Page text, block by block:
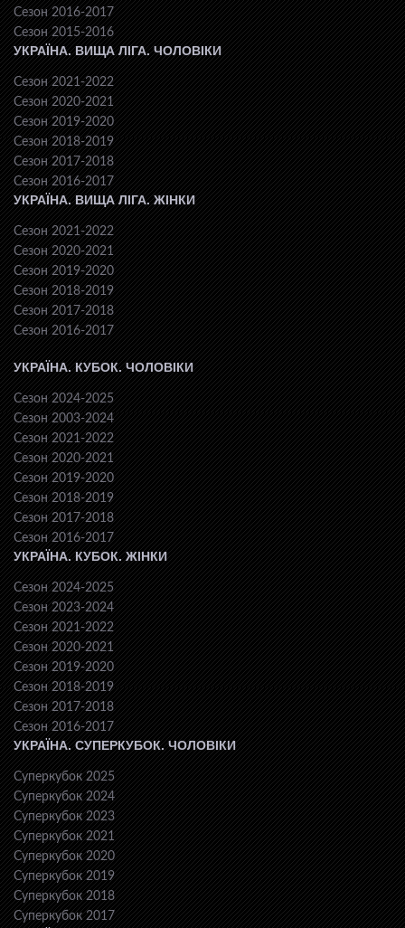
Сезон 2016-2017
Сезон 2015-2016
УКРАЇНА. ВИЩА ЛІГА. ЧОЛОВІКИ
Сезон 2021-2022
Сезон 2020-2021
Сезон 2019-2020
Сезон 2018-2019
Сезон 2017-2018
Сезон 2016-2017
УКРАЇНА. ВИЩА ЛІГА. ЖІНКИ
Сезон 2021-2022
Сезон 2020-2021
Сезон 2019-2020
Сезон 2018-2019
Сезон 2017-2018
Сезон 2016-2017
УКРАЇНА. КУБОК. ЧОЛОВІКИ
Сезон 2024-2025
Сезон 2003-2024
Сезон 2021-2022
Сезон 2020-2021
Сезон 2019-2020
Сезон 2018-2019
Сезон 2017-2018
Сезон 2016-2017
УКРАЇНА. КУБОК. ЖІНКИ
Сезон 2024-2025
Сезон 2023-2024
Сезон 2021-2022
Сезон 2020-2021
Сезон 2019-2020
Сезон 2018-2019
Сезон 2017-2018
Сезон 2016-2017
УКРАЇНА. СУПЕРКУБОК. ЧОЛОВІКИ
Суперкубок 2025
Суперкубок 2024
Суперкубок 2023
Суперкубок 2021
Суперкубок 2020
Суперкубок 2019
Суперкубок 2018
Суперкубок 2017